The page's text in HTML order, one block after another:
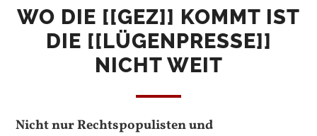
WO DIE [[GEZ]] KOMMT IST
DIE [[LÜGENPRESSE]]
NICHT WEIT
Nicht nur Rechtspopulisten und